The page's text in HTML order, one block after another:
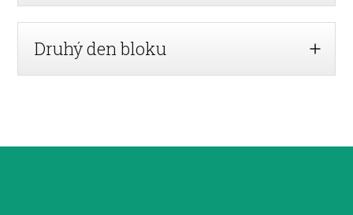
Druhý den bloku